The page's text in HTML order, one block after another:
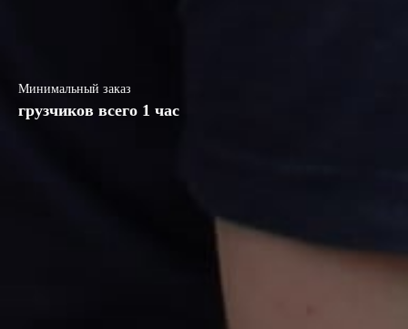
Минимальный заказ
грузчиков всего 1 час